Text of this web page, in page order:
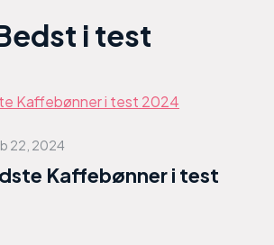
i test
22, 2024
Kaffebønner i test